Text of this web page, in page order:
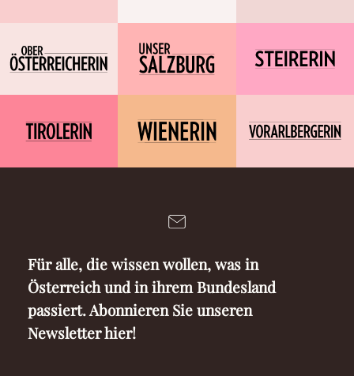
Für alle, die wissen wollen, was in
Österreich und in ihrem Bundesland
passiert. Abonnieren Sie unseren
Newsletter hier!